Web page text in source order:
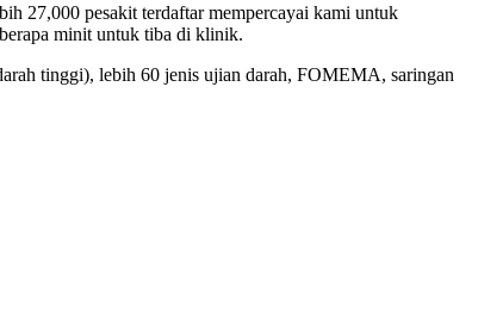
27,000 pesakit terdaftar mempercayai kami untuk
minit untuk tiba di klinik.
tinggi), lebih 60 jenis ujian darah, FOMEMA, saringan